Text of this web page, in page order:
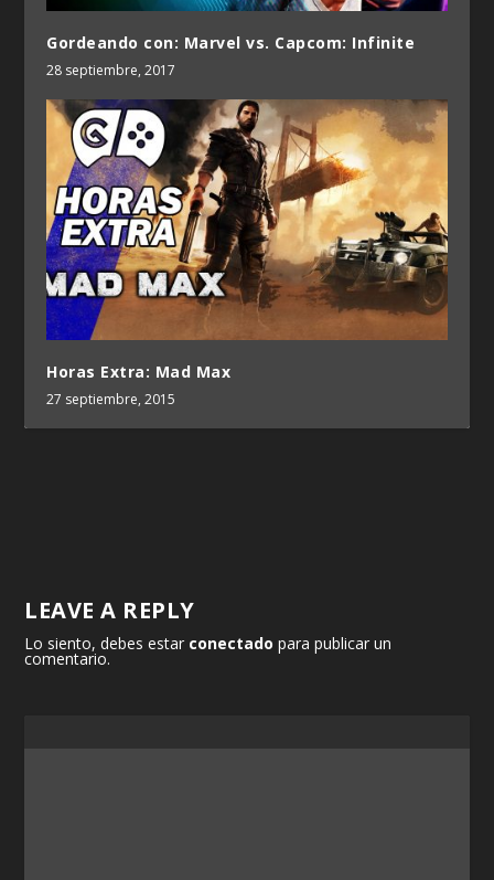
Gordeando con: Marvel vs. Capcom: Infinite
28 septiembre, 2017
Horas Extra: Mad Max
27 septiembre, 2015
LEAVE A REPLY
Lo siento, debes estar conectado para publicar un
comentario.